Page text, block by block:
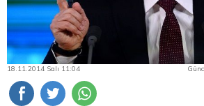
18.11.2014 Salı 11:04